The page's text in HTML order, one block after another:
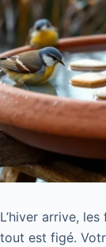
L’hiver arrive,
tout est figé.